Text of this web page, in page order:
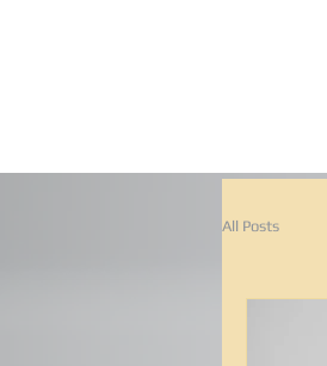
All Posts